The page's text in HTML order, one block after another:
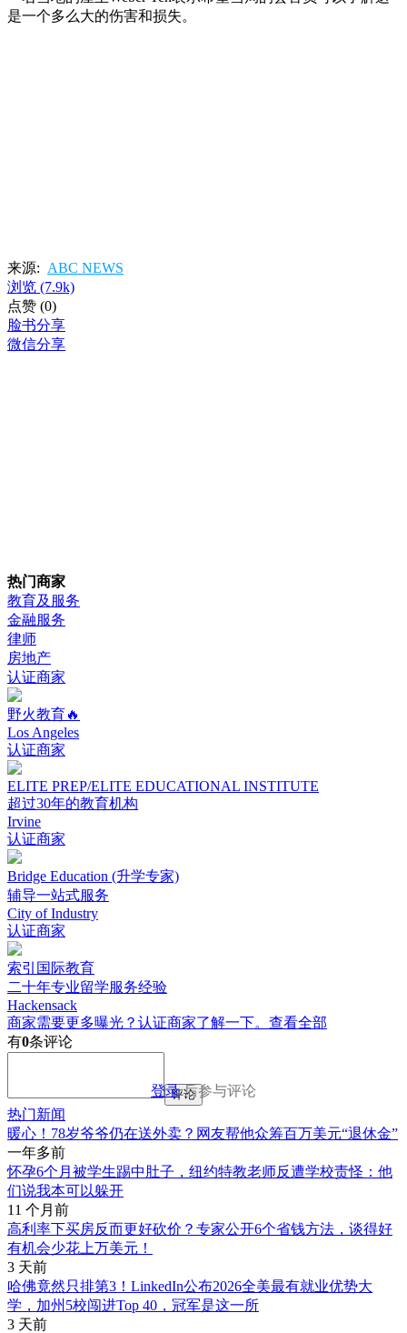
是一个多么大的伤害和损失。
来源: ABC NEWS
浏览 (7.9k)
点赞 (0)
脸书分享
微信分享
热门商家
教育及服务
金融服务
律师
房地产
认证商家
野火教育🔥
Los Angeles
认证商家
ELITE PREP/ELITE EDUCATIONAL INSTITUTE
超过30年的教育机构
Irvine
认证商家
Bridge Education (升学专家)
辅导一站式服务
City of Industry
认证商家
索引国际教育
二十年专业留学服务经验
Hackensack
商家需要更多曝光？认证商家了解一下。 查看全部
有0条评论
登录后参与评论
评论
热门新闻
暖心！78岁爷爷仍在送外卖？网友帮他众筹百万美元“退休金”
一年多前
怀孕6个月被学生踢中肚子，纽约特教老师反遭学校责怪：他
们说我本可以躲开
11 个月前
高利率下买房反而更好砍价？专家公开6个省钱方法，谈得好
有机会少花上万美元！
3 天前
哈佛竟然只排第3！LinkedIn公布2026全美最有就业优势大
学，加州5校闯进Top 40，冠军是这一所
3 天前